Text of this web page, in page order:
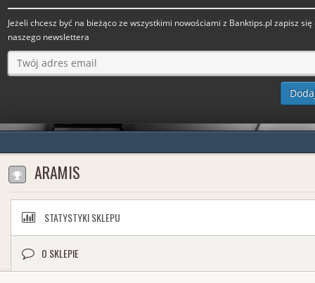
Jeżeli chcesz być na bieżąco ze wszystkimi nowościami z Banktips.pl zapisz się
naszego newslettera
ARAMIS
STATYSTYKI SKLEPU
O SKLEPIE